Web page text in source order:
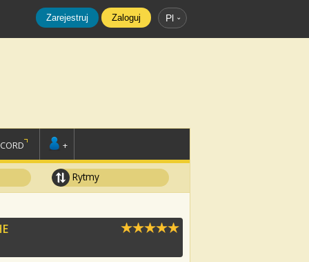
Zarejestruj Zaloguj Pl
+
Rytmy